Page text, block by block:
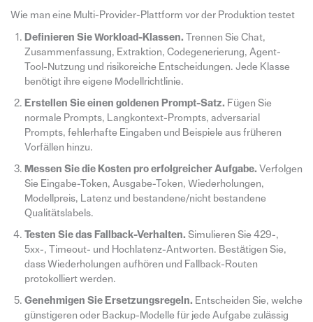
Wie man eine Multi-Provider-Plattform vor der Produktion testet
Definieren Sie Workload-Klassen. Trennen Sie Chat,
Zusammenfassung, Extraktion, Codegenerierung, Agent-
Tool-Nutzung und risikoreiche Entscheidungen. Jede Klasse
benötigt ihre eigene Modellrichtlinie.
Erstellen Sie einen goldenen Prompt-Satz. Fügen Sie
normale Prompts, Langkontext-Prompts, adversarial
Prompts, fehlerhafte Eingaben und Beispiele aus früheren
Vorfällen hinzu.
Messen Sie die Kosten pro erfolgreicher Aufgabe. Verfolgen
Sie Eingabe-Token, Ausgabe-Token, Wiederholungen,
Modellpreis, Latenz und bestandene/nicht bestandene
Qualitätslabels.
Testen Sie das Fallback-Verhalten. Simulieren Sie 429-,
5xx-, Timeout- und Hochlatenz-Antworten. Bestätigen Sie,
dass Wiederholungen aufhören und Fallback-Routen
protokolliert werden.
Genehmigen Sie Ersetzungsregeln. Entscheiden Sie, welche
günstigeren oder Backup-Modelle für jede Aufgabe zulässig